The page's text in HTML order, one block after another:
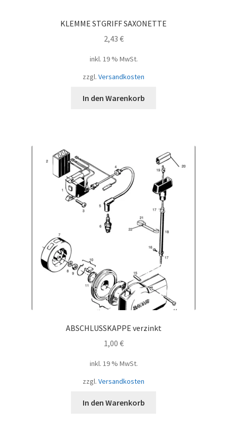
KLEMME STGRIFF SAXONETTE
2,43 €
inkl. 19 % MwSt.
zzgl. Versandkosten
In den Warenkorb
ABSCHLUSSKAPPE verzinkt
1,00 €
inkl. 19 % MwSt.
zzgl. Versandkosten
In den Warenkorb